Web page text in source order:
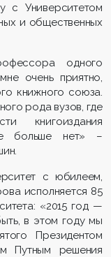
с Университетом
и общественных
одного
очень приятно,
книжного союза.
рода вузов, где
книгоиздания
больше нет» –
с юбилеем,
исполняется 85
«2015 год —
в этом году мы
Президентом
Путным решения